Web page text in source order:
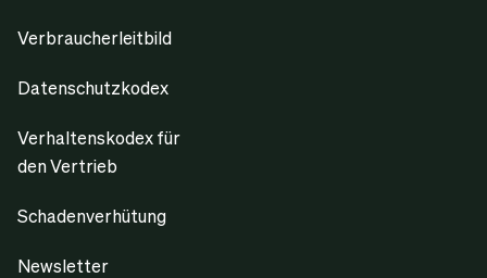
Verbraucherleitbild
Datenschutzkodex
Verhaltenskodex für
den Vertrieb
Schadenverhütung
Newsletter